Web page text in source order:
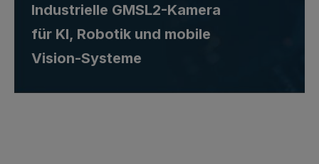
Industrielle GMSL2-Kamera
für KI, Robotik und mobile
Vision-Systeme